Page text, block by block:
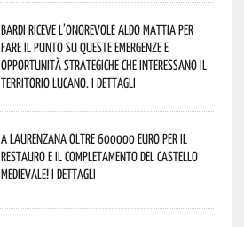
Bardi riceve l’onorevole Aldo Mattia per
fare il punto su queste emergenze e
opportunità strategiche che interessano il
territorio lucano. I dettagli
A Laurenzana oltre 600000 euro per il
restauro e il completamento del Castello
Medievale! I dettagli